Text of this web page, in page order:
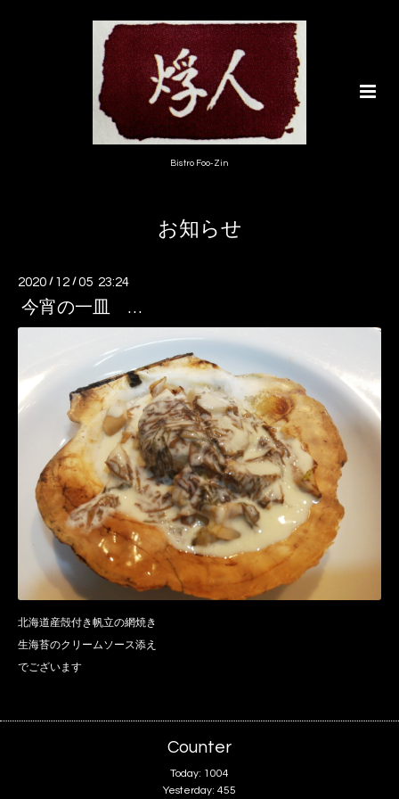
Bistro Foo-Zin
お知らせ
2020 / 12 /05 23:24
今宵の一皿 …
北海道産殻付き帆立の網焼き
生海苔のクリームソース添え
でございます
Counter
Today: 1004
Yesterday: 455